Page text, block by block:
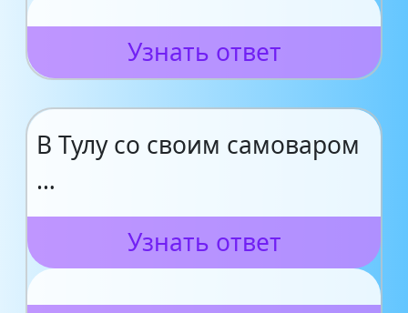
Узнать ответ
В Тулу со своим самоваром
…
Узнать ответ